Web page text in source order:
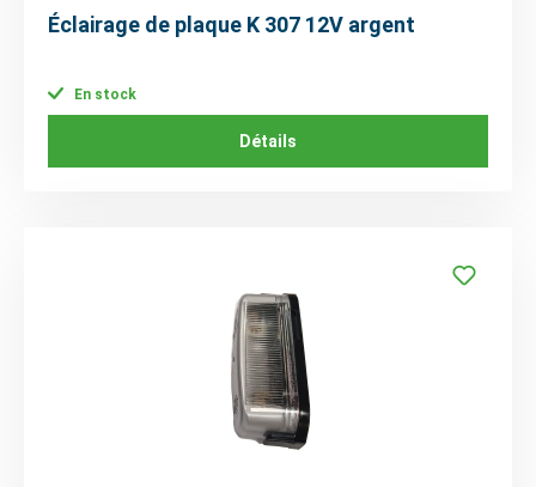
Éclairage de plaque K 307 12V argent
En stock
Détails